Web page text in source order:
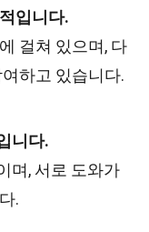
입니다.
걸쳐 있으며, 다
하고 있습니다.
니다.
며, 서로 도와가
.